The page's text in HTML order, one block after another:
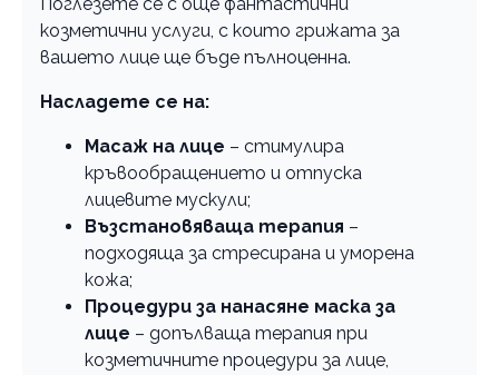
козметични услуги, с които грижата за
вашето лице ще бъде пълноценна.
Насладете се на:
Масаж на лице – стимулира
кръвообращението и отпуска
лицевите мускули;
Възстановяваща терапия –
подходяща за стресирана и уморена
кожа;
Процедури за нанасяне маска за
лице – допълваща терапия при
козметичните процедури за лице,